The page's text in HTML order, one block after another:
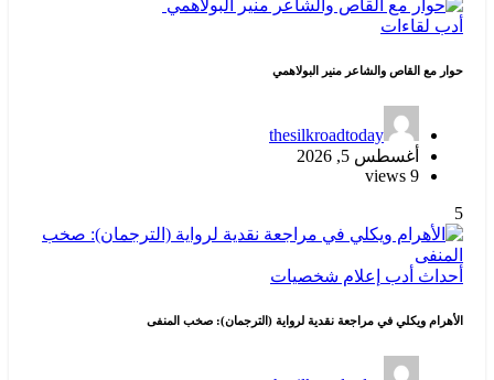
أدب لقاءات
حوار مع القاص والشاعر منير البولاهمي
thesilkroadtoday
أغسطس 5, 2026
9 views
5
أحداث أدب إعلام شخصيات
الأهرام ويكلي في مراجعة نقدية لرواية (الترجمان): صخب المنفى